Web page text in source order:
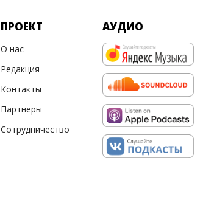
ПРОЕКТ
О нас
Редакция
Контакты
Партнеры
Сотрудничество
АУДИО